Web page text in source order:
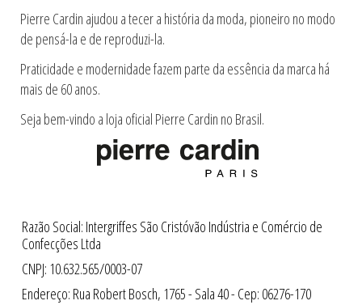
Pierre Cardin ajudou a tecer a história da moda, pioneiro no modo
de pensá-la e de reproduzi-la.
Praticidade e modernidade fazem parte da essência da marca há
mais de 60 anos.
Seja bem-vindo a loja oficial Pierre Cardin no Brasil.
Razão Social: Intergriffes São Cristóvão Indústria e Comércio de
Confecções Ltda
CNPJ: 10.632.565/0003-07
Endereço: Rua Robert Bosch, 1765 - Sala 40 - Cep: 06276-170